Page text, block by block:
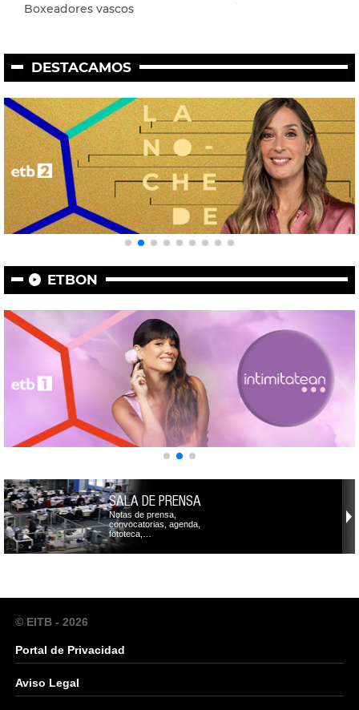
Boxeadores vascos
DESTACAMOS
ETBON
SALA DE PRENSA
Notas de prensa,
convocatorias, agenda,
fototeca,…
© EITB - 2026
Portal de Privacidad
Aviso Legal